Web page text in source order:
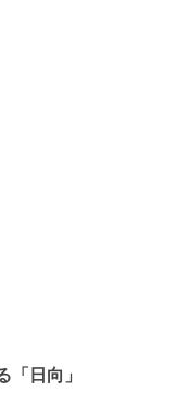
日向」